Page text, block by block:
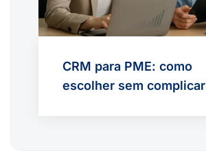
CRM para PME: como
escolher sem complicar